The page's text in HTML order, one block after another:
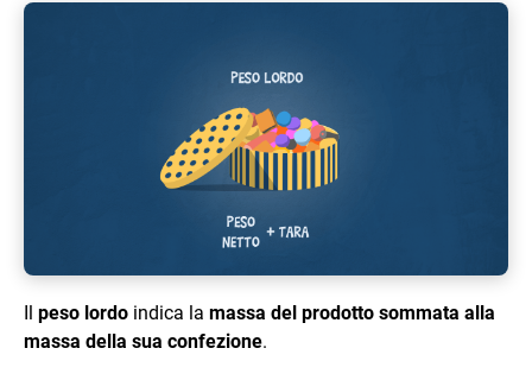
Il peso lordo indica la massa del prodotto sommata alla
massa della sua confezione.